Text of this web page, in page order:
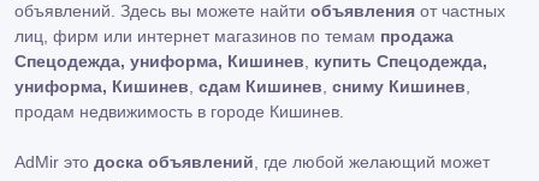
объявлений. Здесь вы можете найти объявления от частных
лиц, фирм или интернет магазинов по темам продажа
Спецодежда, униформа, Кишинев
купить Спецодежда,
униформа, Кишинев сдам Кишинев сниму Кишинев
продам недвижимость в городе Кишинев.
AdMir это доска объявлений , где любой желающий может